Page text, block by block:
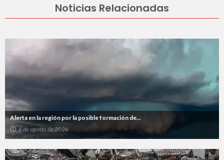
Noticias Relacionadas
Alerta en la región por la posible formación de...
6 de agosto de 2026